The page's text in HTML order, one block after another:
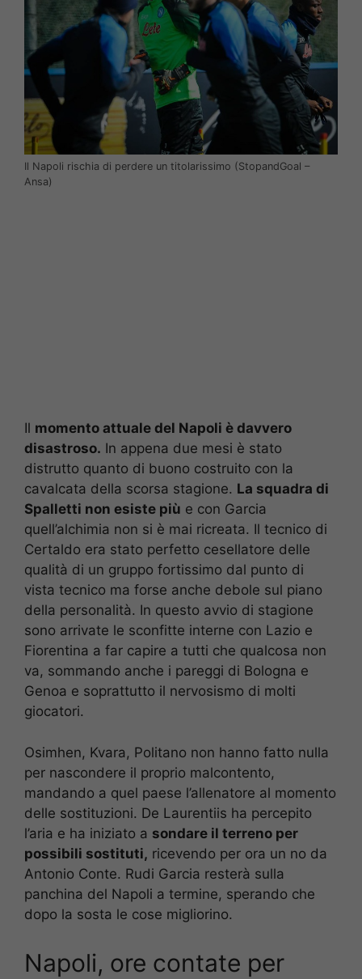
Il Napoli rischia di perdere un titolarissimo (StopandGoal –
Ansa)
Il momento attuale del Napoli è davvero
disastroso. In appena due mesi è stato
distrutto quanto di buono costruito con la
cavalcata della scorsa stagione. La squadra di
Spalletti non esiste più e con Garcia
quell’alchimia non si è mai ricreata. Il tecnico di
Certaldo era stato perfetto cesellatore delle
qualità di un gruppo fortissimo dal punto di
vista tecnico ma forse anche debole sul piano
della personalità. In questo avvio di stagione
sono arrivate le sconfitte interne con Lazio e
Fiorentina a far capire a tutti che qualcosa non
va, sommando anche i pareggi di Bologna e
Genoa e soprattutto il nervosismo di molti
giocatori.
Osimhen, Kvara, Politano non hanno fatto nulla
per nascondere il proprio malcontento,
mandando a quel paese l’allenatore al momento
delle sostituzioni. De Laurentiis ha percepito
l’aria e ha iniziato a sondare il terreno per
possibili sostituti, ricevendo per ora un no da
Antonio Conte. Rudi Garcia resterà sulla
panchina del Napoli a termine, sperando che
dopo la sosta le cose migliorino.
Napoli, ore contate per